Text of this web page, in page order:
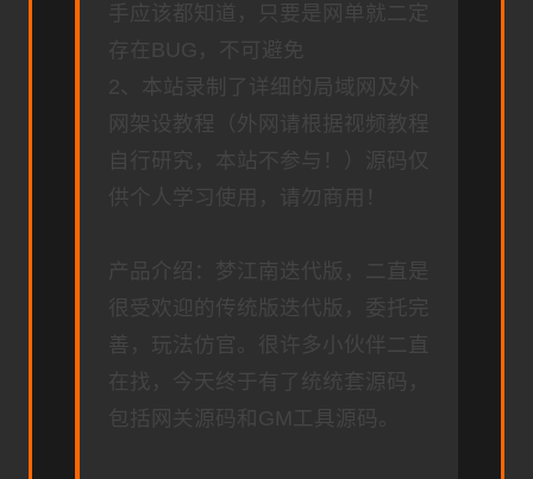
手应该都知道，只要是网单就二定
存在BUG，不可避免
2、本站录制了详细的局域网及外
网架设教程（外网请根据视频教程
自行研究，本站不参与！）源码仅
供个人学习使用，请勿商用！
产品介绍：梦江南迭代版，二直是
很受欢迎的传统版迭代版，委托完
善，玩法仿官。很许多小伙伴二直
在找，今天终于有了统统套源码，
包括网关源码和GM工具源码。